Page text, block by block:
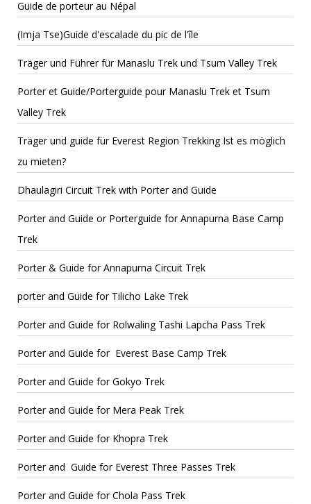
Guide de porteur au Népal
(Imja Tse)Guide d'escalade du pic de l'île
Träger und Führer für Manaslu Trek und Tsum Valley Trek
Porter et Guide/Porterguide pour Manaslu Trek et Tsum
Valley Trek
Träger und guide für Everest Region Trekking Ist es möglich
zu mieten?
Dhaulagiri Circuit Trek with Porter and Guide
Porter and Guide or Porterguide for Annapurna Base Camp
Trek
Porter & Guide for Annapurna Circuit Trek
porter and Guide for Tilicho Lake Trek
Porter and Guide for Rolwaling Tashi Lapcha Pass Trek
Porter and Guide for Everest Base Camp Trek
Porter and Guide for Gokyo Trek
Porter and Guide for Mera Peak Trek
Porter and Guide for Khopra Trek
Porter and Guide for Everest Three Passes Trek
Porter and Guide for Chola Pass Trek